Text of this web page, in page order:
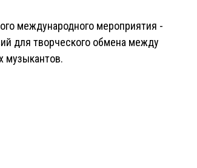
международного мероприятия -
для творческого обмена между
музыкантов.